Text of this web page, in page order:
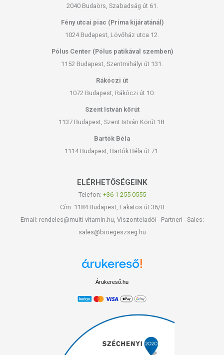
2040 Budaörs, Szabadság út 61.
Fény utcai piac (Príma kijáratánál)
1024 Budapest, Lövőház utca 12.
Pólus Center (Pólus patikával szemben)
1152 Budapest, Szentmihályi út 131.
Rákóczi út
1072 Budapest, Rákóczi út 10.
Szent István körút
1137 Budapest, Szent István Körút 18.
Bartók Béla
1114 Budapest, Bartók Béla út 71.
ELÉRHETŐSÉGEINK
Telefon: +36-1-255-0555
Cím: 1184 Budapest, Lakatos út 36/B
Email: rendeles@multi-vitamin.hu, Viszonteladói - Partneri - Sales:
sales@bioegeszseg.hu
Árukereső.hu